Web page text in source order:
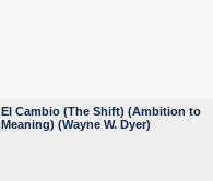
El Cambio (The Shift) (Ambition to
Meaning) (Wayne W. Dyer)